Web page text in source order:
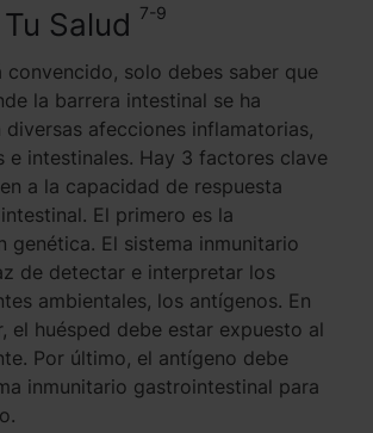
Salud 7-9
convencido, solo debes saber que
la barrera intestinal se ha
afecciones inflamatorias,
e intestinales. Hay 3 factores clave
a la capacidad de respuesta
El primero es la
genética. El sistema inmunitario
de detectar e interpretar los
ambientales, los antígenos. En
el huésped debe estar expuesto al
Por último, el antígeno debe
inmunitario gastrointestinal para